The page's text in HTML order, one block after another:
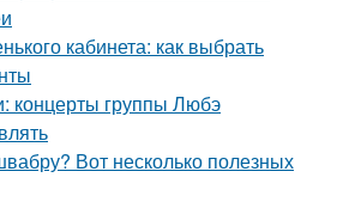
кабинета: как выбрать
концерты группы Любэ
Вот несколько полезных